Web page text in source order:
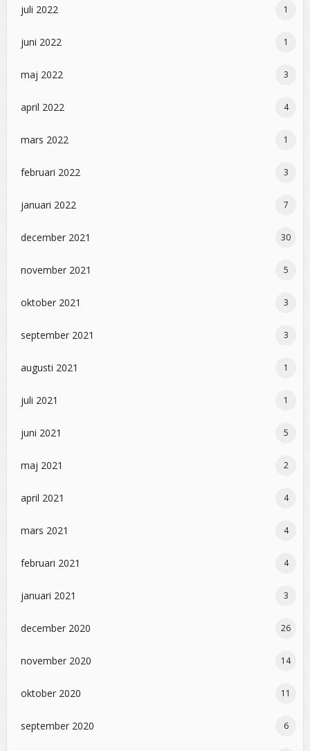
juli 2022 1
juni 2022 1
maj 2022 3
april 2022 4
mars 2022 1
februari 2022 3
januari 2022 7
december 2021 30
november 2021 5
oktober 2021 3
september 2021 3
augusti 2021 1
juli 2021 1
juni 2021 5
maj 2021 2
april 2021 4
mars 2021 4
februari 2021 4
januari 2021 3
december 2020 26
november 2020 14
oktober 2020 11
september 2020 6